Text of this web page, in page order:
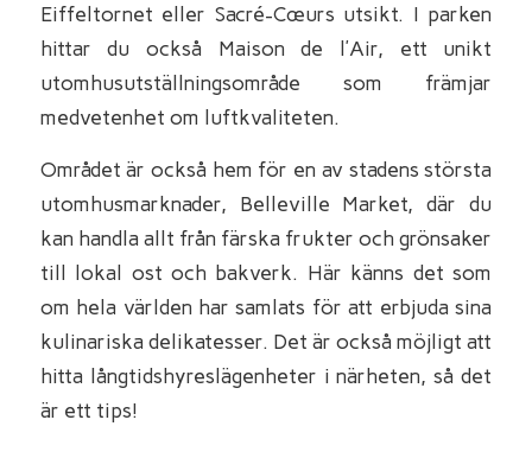
Eiffeltornet eller Sacré-Cœurs utsikt. I parken
hittar du också Maison de l’Air, ett unikt
utomhusutställningsområde som främjar
medvetenhet om luftkvaliteten.
Området är också hem för en av stadens största
utomhusmarknader, Belleville Market, där du
kan handla allt från färska frukter och grönsaker
till lokal ost och bakverk. Här känns det som
om hela världen har samlats för att erbjuda sina
kulinariska delikatesser. Det är också möjligt att
hitta långtidshyreslägenheter i närheten, så det
är ett tips!